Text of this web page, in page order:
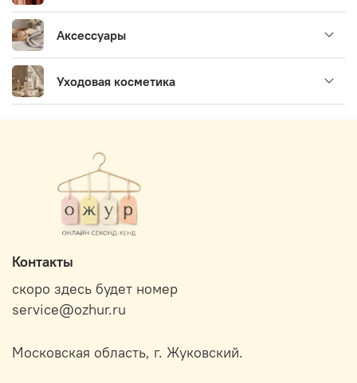
Аксессуары
Уходовая косметика
Контакты
скоро здесь будет номер
service@ozhur.ru
Московская область, г. Жуковский.